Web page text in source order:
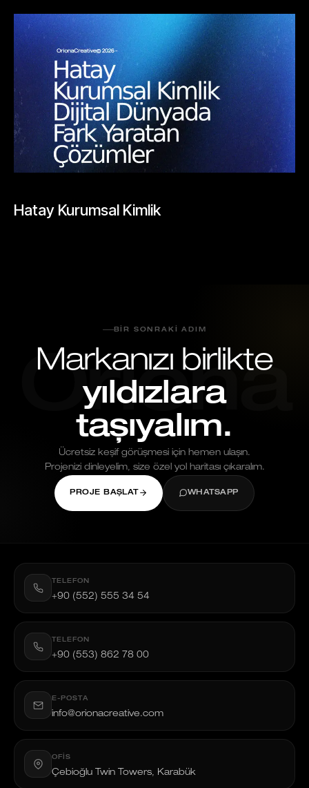
Hatay Kurumsal Kimlik
Oriona
BIR SONRAKI ADIM
Markanızı birlikte
yıldızlara
taşıyalım.
Ücretsiz keşif görüşmesi için hemen ulaşın.
Projenizi dinleyelim, size özel yol haritası çıkaralım.
PROJE BAŞLAT WHATSAPP
TELEFON
+90 (552) 555 34 54
TELEFON
+90 (553) 862 78 00
E-POSTA
info@orionacreative.com
OFIS
Çebioğlu Twin Towers, Karabük